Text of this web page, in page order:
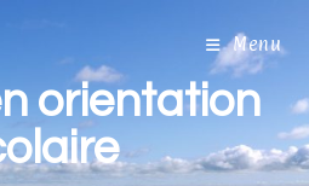
Menu
orientation